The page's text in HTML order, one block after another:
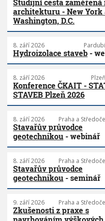
Studijní cesta zaměřená
architekturu - New York
Washington, D.C.
8. září 2026
Hydroizolace staveb -
8. září 2026
Konference ČKAIT -
STAVEB Plzeň 2026
8. září 2026 Praha a
Stavařův průvodce
geotechnikou - webinář
8. září 2026 Praha a
Stavařův průvodce
geotechnikou - seminář
9. září 2026 Praha a
Zkušenosti z praxe s